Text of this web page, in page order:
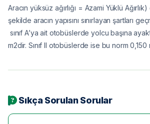
Aracın yüksüz ağırlığı = Azami Yüklü
şekilde aracın yapısını sınırlayan şartları
sınıf A’ya ait otobüslerde yolcu başına
m2dir. Sınıf II otobüslerde ise bu norm 0,150
Sıkça Sorulan Sorular